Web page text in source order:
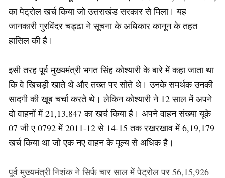
का पेट्रोल खर्च किया जो उत्तराखंड सरकार से मिला। यह
जानकारी गुरविंदर चड्ढा ने सूचना के अधिकार कानून के तहत
हासिल की है।
इसी तरह पूर्व मुख्यमंत्री भगत सिंह कोश्यारी के बारे में कहा जाता था
कि वे खिचड़ी खाते थे और तख्त पर सोते थे। उनके समर्थक उनकी
सादगी की खूब चर्चा करते थे। लेकिन कोश्यारी ने 12 साल में अपने
दो वाहनों में 21,13,847 का खर्च किया है। अपने वाहन संख्या यूके
07 जी ए 0792 में 2011-12 से 14-15 तक रखरखाव में 6,19,179
खर्च किया था जो एक नए वाहन के मूल्य से अधिक है।
पूर्व मुख्यमंत्री निशंक ने सिर्फ चार साल में पेट्रोल पर 56,15,926